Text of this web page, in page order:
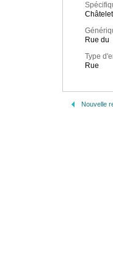
Châtelet
Rue du
Type
Rue
Nouvelle